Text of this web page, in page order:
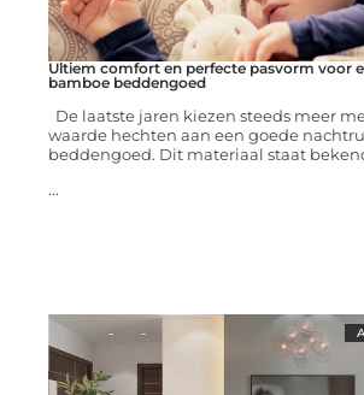
Ultiem comfort en perfecte pasvorm voor
bamboe beddengoed
De laatste jaren kiezen steeds meer
waarde hechten aan een goede
beddengoed. Dit materiaal staat
...